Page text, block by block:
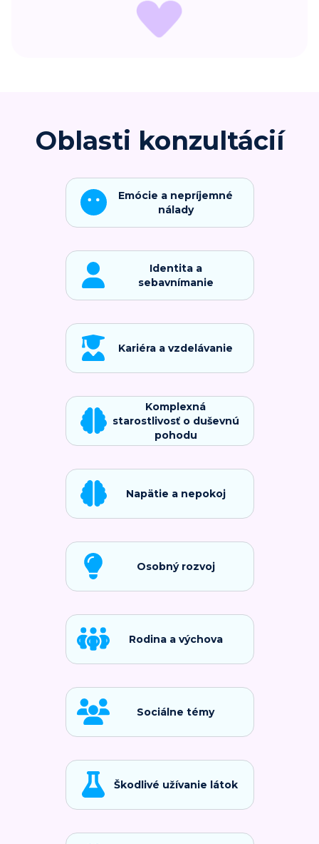
Oblasti konzultácií
Emócie a nepríjemné
nálady
Identita a
sebavnímanie
Kariéra a vzdelávanie
Komplexná
starostlivosť o duševnú
pohodu
Napätie a nepokoj
Osobný rozvoj
Rodina a výchova
Sociálne témy
Škodlivé užívanie látok